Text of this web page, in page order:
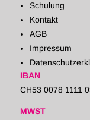
Schulung
Kontakt
AGB
Impressum
IBAN
CH53 0078 1111
MWST